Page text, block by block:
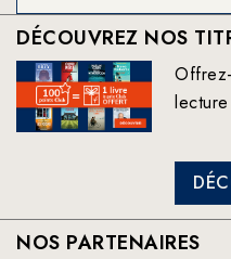
DÉCOUVREZ NOS
lecture
NOS PARTENAIRES